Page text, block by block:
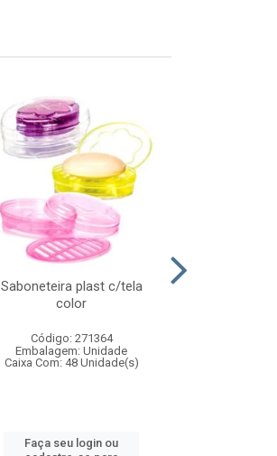
Saboneteira plast c/tela
color
Código: 271364
Embalagem: Unidade
Caixa Com: 48 Unidade(s)
Faça seu login ou